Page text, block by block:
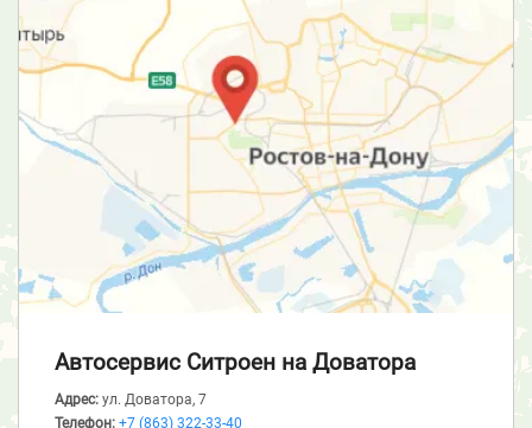
Автосервис Ситроен на Доватора
Адрес: ул. Доватора, 7
Телефон: +7 (863) 322-33-40